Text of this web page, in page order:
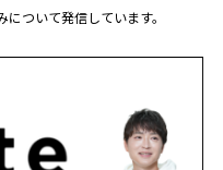
ついて発信しています。